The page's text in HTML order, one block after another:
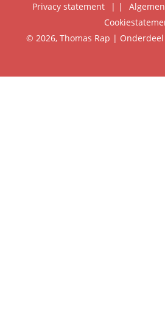
Foreign Rights
Privacy statement |
© 2026, Thomas Rap | Onderdeel